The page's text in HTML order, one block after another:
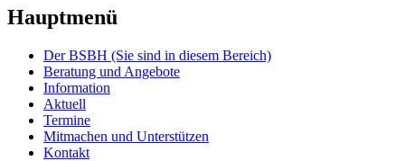
Hauptmenü
Der BSBH (Sie sind in diesem Bereich)
Beratung und Angebote
Information
Aktuell
Termine
Mitmachen und Unterstützen
Kontakt